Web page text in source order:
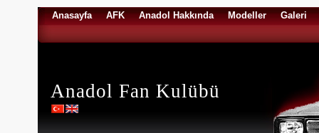
Anasayfa AFK Anadol Hakkında Modeller Galeri
Anadol Fan Kulübü